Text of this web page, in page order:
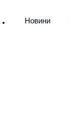
Новини